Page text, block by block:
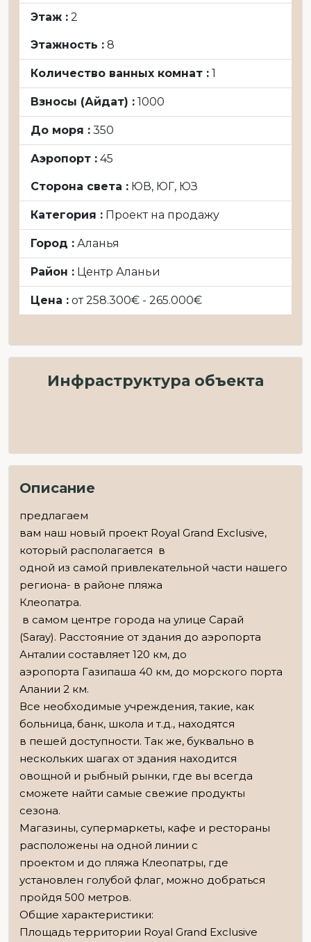
Этаж : 2
Этажность : 8
Количество ванных комнат : 1
Взносы (Айдат) : 1000
До моря : 350
Аэропорт : 45
Сторона света : ЮВ, ЮГ, ЮЗ
Категория : Проект на продажу
Город : Аланья
Район : Центр Аланьи
Цена : от 258.300€ - 265.000€
Инфраструктура объекта
Описание
предлагаем
вам наш новый проект Royal Grand Exclusive,
который располагается в
одной из самой привлекательной части нашего
региона- в районе пляжа
Клеопатра.
в самом центре города на улице Сарай
(Saray). Расстояние от здания до аэропорта
Анталии составляет 120 км, до
аэропорта Газипаша 40 км, до морского порта
Алании 2 км.
Все необходимые учреждения, такие, как
больница, банк, школа и т.д., находятся
в пешей доступности. Так же, буквально в
нескольких шагах от здания находится
овощной и рыбный рынки, где вы всегда
сможете найти самые свежие продукты
сезона.
Магазины, супермаркеты, кафе и рестораны
расположены на одной линии с
проектом и до пляжа Клеопатры, где
установлен голубой флаг, можно добраться
пройдя 500 метров.
Общие характеристики:
Площадь территории Royal Grand Exclusive